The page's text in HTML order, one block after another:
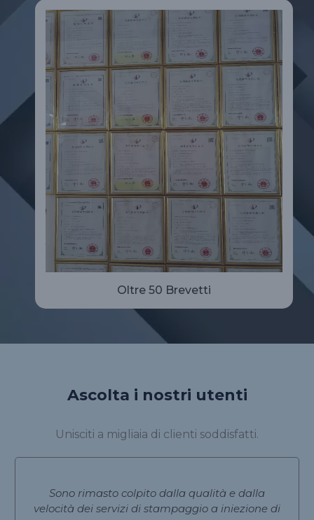
Oltre 50 Brevetti
Ascolta i nostri utenti
Unisciti a migliaia di clienti soddisfatti.
Sono rimasto colpito dalla qualità e dalla
velocità dei servizi di stampaggio a iniezione di